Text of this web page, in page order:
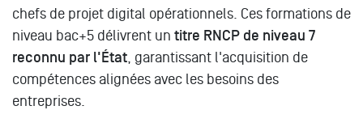
chefs de projet digital opérationnels. Ces formations de
niveau bac+5 délivrent un titre RNCP de niveau 7
reconnu par l'État, garantissant l'acquisition de
compétences alignées avec les besoins des
entreprises.